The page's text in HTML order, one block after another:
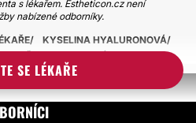
s lékařem. Estheticon.cz není
nabízené odborníky.
SE LÉKAŘE
KYSELINA HYALURONOVÁ
HYALURONOVÉ